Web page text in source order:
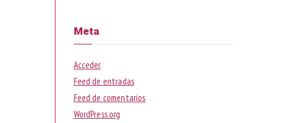
Meta
Acceder
Feed de entradas
Feed de comentarios
WordPress.org